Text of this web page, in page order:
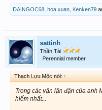
DAINGOC68 hoa xuan Kenken79
sattinh
Thần Tài
Perennial member
Thạch Lựu Mộc nói: ↑
Trong các vận lận đận của anh
hiểm nhất...